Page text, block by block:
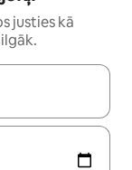
justies kā
uz augšu un